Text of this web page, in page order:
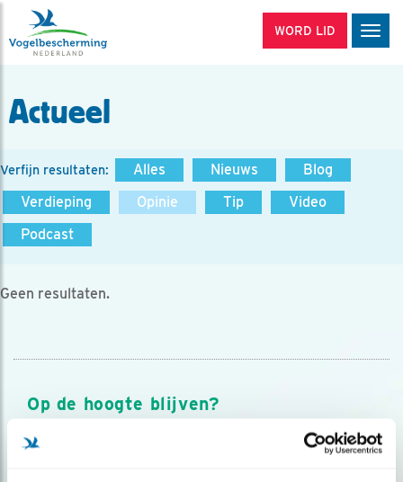
WORD LID
Actueel
Verfijn resultaten: Alles Nieuws
Blog
Verdieping
Opinie Tip
Video
Podcast
Geen resultaten.
Op de hoogte blijven?
Meld je aan en ontvang nieuws, inspiratie, acties en tips
over vogels en activiteiten van Vogelbescherming.